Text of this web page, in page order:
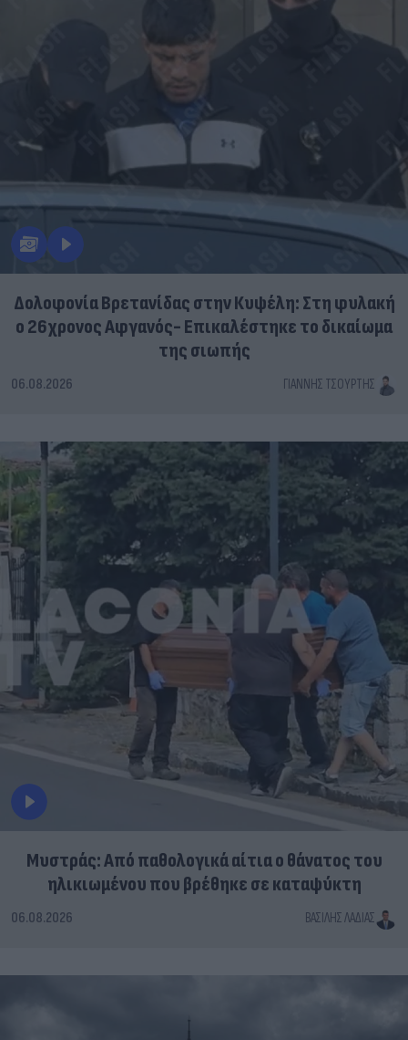
Δολοφονία Βρετανίδας στην Κυψέλη: Στη φυλακή
ο 26χρονος Αφγανός- Επικαλέστηκε το δικαίωμα
της σιωπής
06.08.2026 ΓΙΆΝΝΗΣ ΤΣΟΎΡΤΗΣ
Μυστράς: Από παθολογικά αίτια ο θάνατος του
ηλικιωμένου που βρέθηκε σε καταψύκτη
06.08.2026 ΒΑΣΊΛΗΣ ΛΑΔΙΆΣ